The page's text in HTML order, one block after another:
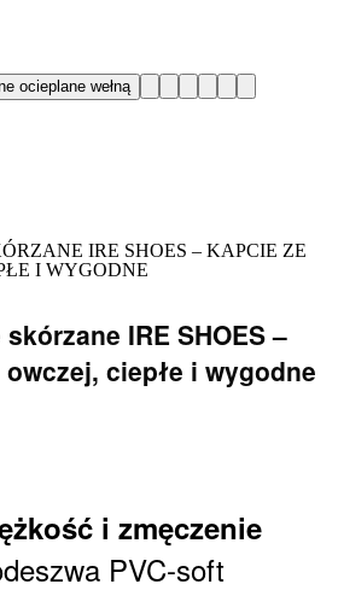
IRE SHOES – KAPCIE ZE
I WYGODNE
IRE SHOES –
ciepłe i wygodne
i zmęczenie
PVC-soft